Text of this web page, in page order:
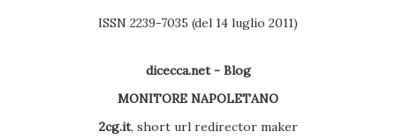
ISSN 2239-7035 (del 14 luglio 2011)
dicecca.net - Blog
MONITORE NAPOLETANO
2cg.it, short url redirector maker